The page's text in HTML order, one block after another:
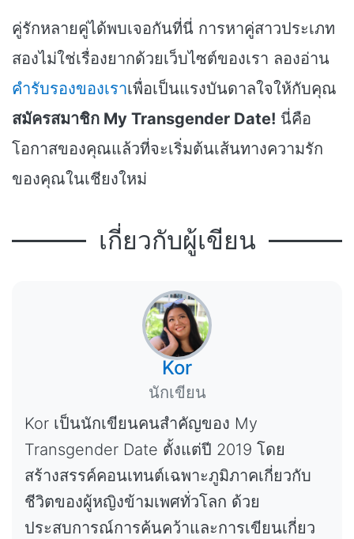
คู่รักหลายคู่ได้พบเจอกันที่นี่ การหาคู่สาวประเภท
สองไม่ใช่เรื่องยากด้วยเว็บไซต์ของเรา ลองอ่าน
คำรับรองของเราเพื่อเป็นแรงบันดาลใจให้กับคุณ
สมัครสมาชิก My Transgender Date! นี่คือ
โอกาสของคุณแล้วที่จะเริ่มต้นเส้นทางความรัก
ของคุณในเชียงใหม่
เกี่ยวกับผู้เขียน
Kor
นักเขียน
Kor เป็นนักเขียนคนสำคัญของ My
Transgender Date ตั้งแต่ปี 2019 โดย
สร้างสรรค์คอนเทนต์เฉพาะภูมิภาคเกี่ยวกับ
ชีวิตของผู้หญิงข้ามเพศทั่วโลก ด้วย
ประสบการณ์การค้นคว้าและการเขียนเกี่ยว